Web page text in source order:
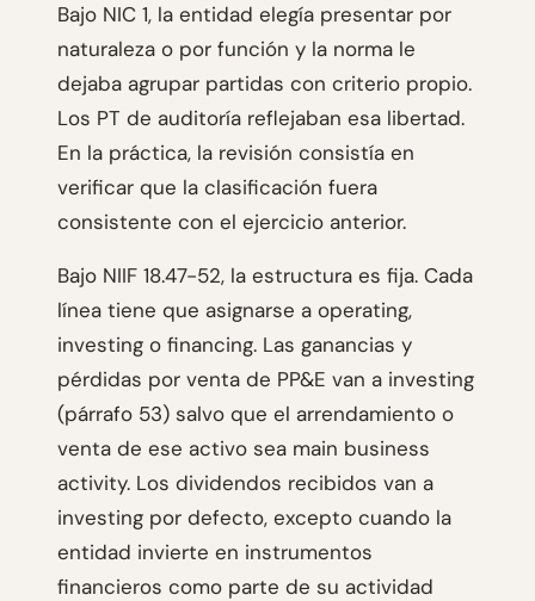
Bajo NIC 1, la entidad elegía presentar por
naturaleza o por función y la norma le
dejaba agrupar partidas con criterio propio.
Los PT de auditoría reflejaban esa libertad.
En la práctica, la revisión consistía en
verificar que la clasificación fuera
consistente con el ejercicio anterior.
Bajo NIIF 18.47-52, la estructura es fija. Cada
línea tiene que asignarse a operating,
investing o financing. Las ganancias y
pérdidas por venta de PP&E van a investing
(párrafo 53) salvo que el arrendamiento o
venta de ese activo sea main business
activity. Los dividendos recibidos van a
investing por defecto, excepto cuando la
entidad invierte en instrumentos
financieros como parte de su actividad